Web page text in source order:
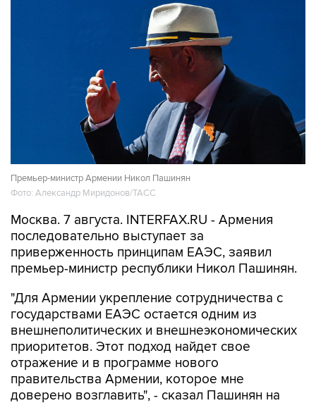
Премьер-министр Армении Никол Пашинян
Фото: Александр Миридонов/ТАСС
Москва. 7 августа. INTERFAX.RU - Армения
приверженность принципам ЕАЭС, заявил
премьер-министр республики Никол Пашинян.
"Для Армении укрепление сотрудничества с
внешнеполитических и внешнеэкономических
приоритетов. Этот подход найдет свое
отражение и в программе нового
правительства Армении, которое мне
доверено возглавить", - сказал Пашинян на
заседании Евразийского межправсовета.